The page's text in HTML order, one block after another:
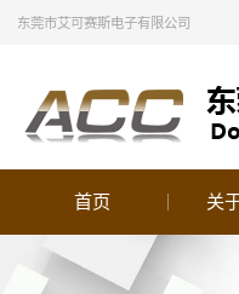
东莞市艾可赛斯电子有限公司
首页 关